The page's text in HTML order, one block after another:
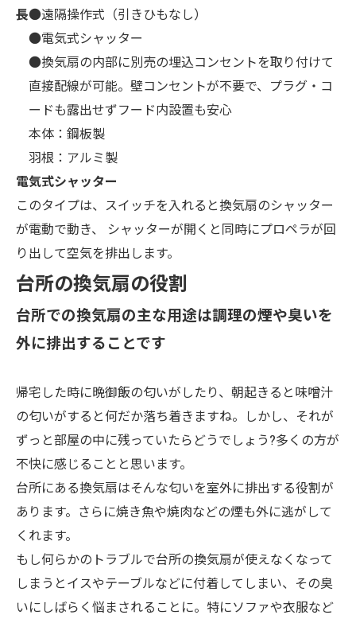
長●遠隔操作式（引きひもなし）
●電気式シャッター
●換気扇の内部に別売の埋込コンセントを取り付けて
直接配線が可能。壁コンセントが不要で、プラグ・コ
ードも露出せずフード内設置も安心
本体：鋼板製
羽根：アルミ製
電気式シャッター
このタイプは、スイッチを入れると換気扇のシャッター
が電動で動き、 シャッターが開くと同時にプロペラが回
り出して空気を排出します。
台所の換気扇の役割
台所での換気扇の主な用途は調理の煙や臭いを
外に排出することです
帰宅した時に晩御飯の匂いがしたり、朝起きると味噌汁
の匂いがすると何だか落ち着きますね。しかし、それが
ずっと部屋の中に残っていたらどうでしょう?多くの方が
不快に感じることと思います。
台所にある換気扇はそんな匂いを室外に排出する役割が
あります。さらに焼き魚や焼肉などの煙も外に逃がして
くれます。
もし何らかのトラブルで台所の換気扇が使えなくなって
しまうとイスやテーブルなどに付着してしまい、その臭
いにしばらく悩まされることに。特にソファや衣服など